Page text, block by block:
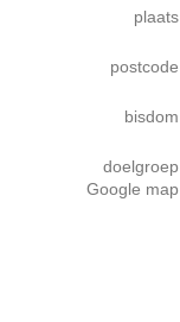
plaats
postcode
bisdom
doelgroep
Google map